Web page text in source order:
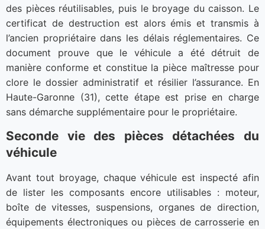
des pièces réutilisables, puis le broyage du caisson. Le
certificat de destruction est alors émis et transmis à
l’ancien propriétaire dans les délais réglementaires. Ce
document prouve que le véhicule a été détruit de
manière conforme et constitue la pièce maîtresse pour
clore le dossier administratif et résilier l’assurance. En
Haute-Garonne (31), cette étape est prise en charge
sans démarche supplémentaire pour le propriétaire.
Seconde vie des pièces détachées du
véhicule
Avant tout broyage, chaque véhicule est inspecté afin
de lister les composants encore utilisables : moteur,
boîte de vitesses, suspensions, organes de direction,
équipements électroniques ou pièces de carrosserie en